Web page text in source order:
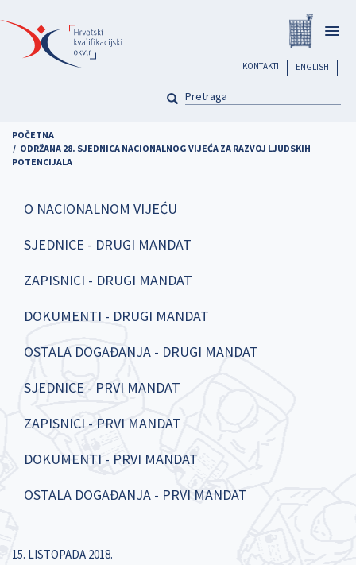
na
glavni
sadržaj
ENGLISH
header
KONTAKTI
PRETRAGA
POČETNA
ODRŽANA 28. SJEDNICA NACIONALNOG VIJEĆA ZA RAZVOJ LJUDSKIH
POTENCIJALA
O NACIONALNOM VIJEĆU
SJEDNICE - DRUGI MANDAT
ZAPISNICI - DRUGI MANDAT
DOKUMENTI - DRUGI MANDAT
OSTALA DOGAĐANJA - DRUGI MANDAT
SJEDNICE - PRVI MANDAT
ZAPISNICI - PRVI MANDAT
DOKUMENTI - PRVI MANDAT
OSTALA DOGAĐANJA - PRVI MANDAT
15. LISTOPADA 2018.